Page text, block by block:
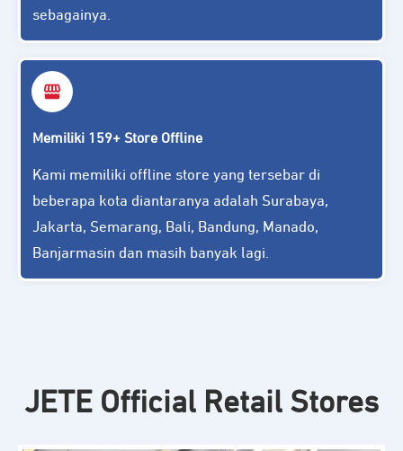
sebagainya.
Memiliki 159+ Store Offline
Kami memiliki offline store yang tersebar di
beberapa kota diantaranya adalah Surabaya,
Jakarta, Semarang, Bali, Bandung, Manado,
Banjarmasin dan masih banyak lagi.
JETE Official Retail Stores